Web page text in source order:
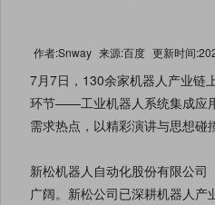
作者:Snway 来源:百度 更新时间
7月7日，130余家机器人产业链
环节——工业机器人系统集成应
需求热点，以精彩演讲与思想碰
新松机器人自动化股份有限公
广阔。新松公司已深耕机器人